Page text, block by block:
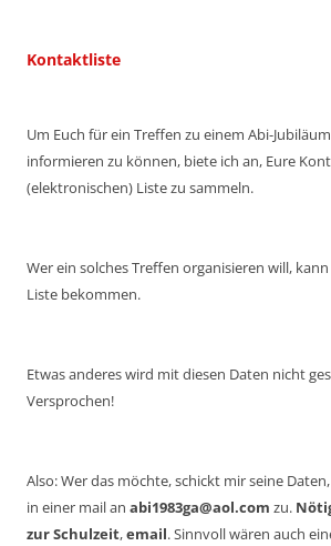
Kontaktliste
Um Euch für ein Treffen zu einem Abi-
informieren zu können, biete ich an, Eure
(elektronischen) Liste zu sammeln.
Wer ein solches Treffen organisieren will,
Liste bekommen.
Etwas anderes wird mit diesen Daten nicht
Versprochen!
Also: Wer das möchte, schickt mir seine
in einer mail an abi1983ga@aol.com zu.
zur Schulzeit,email. Sinnvoll wären auch